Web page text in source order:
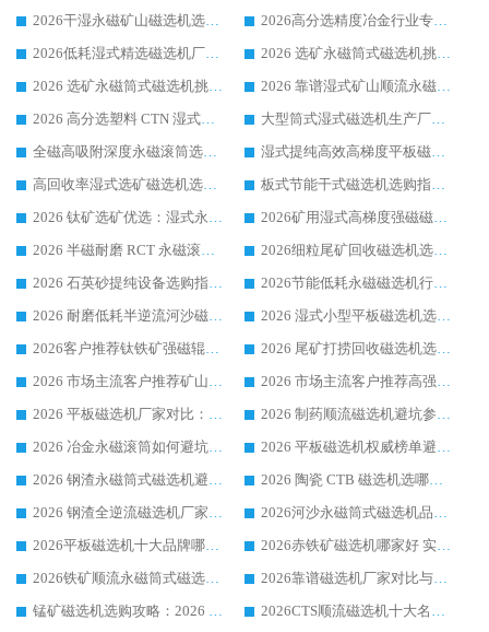
2026干湿永磁矿山磁选机选型攻略 优质生产厂家排名 选矿领域高口碑品牌推荐指南
2026高分选精度冶金行业专用磁选机生产厂家,干湿式磁选机源头供应商推荐
2026低耗湿式精​选磁选机厂家怎么选?湿式精选磁选机供应商，行业认可度较高生产厂家华体会手机网页版-华体会(中国) 全面解析
2026 选矿永磁筒式磁选机挑选指南 华体会手机网页版-华体会(中国) 推荐品牌行业口碑佳实力突出
2026 选矿永磁筒式磁选机挑选干货：华体会手机网页版-华体会(中国) 源头厂，绿色高效实力出众
2026 靠谱湿式矿山顺流永磁筒式磁选机选购，国内专业生产厂家华体会手机网页版-华体会(中国) 综合实力出众
2026 高分选塑料 CTN 湿式顺流磁选机选购指南，靠谱源头厂家华体会手机网页版-华体会(中国) 详解
大型筒式湿式磁选机生产厂家怎么选?华体会手机网页版-华体会(中国) 设备口碑广受行业认可
全磁高吸附深度永磁滚筒选购指南 业内口碑稳定磁电设备生产厂家详细推荐
湿式提纯高效高梯度平板磁选机靠谱设备源头厂商华体会手机网页版-华体会(中国) 综合测评
高回收率湿式选矿磁选机选购指南 业内口碑磁电设备生产厂家实力解析
板式节能干式磁选机选购指南，源头生产厂家华体会手机网页版-华体会(中国) 综合实力可观
2026 钛矿选矿优选：湿式永磁筒式磁选机源头厂家华体会手机网页版-华体会(中国) 综合解析
2026矿用湿式高梯度强磁磁选机选购指南，临朐靠谱磁电生产厂家华体会手机网页版-华体会(中国) 详解
2026 半磁耐磨 RCT 永磁滚筒选购指南，临朐源头生产厂家华体会手机网页版-华体会(中国) 实测分享
2026细粒尾矿回收磁选机选购指南 产业集群优质生产厂家华体会手机网页版-华体会(中国) 解析
2026 石英砂提纯设备选购指南：华体会手机网页版-华体会(中国) 提纯磁选机厂家综合解读
2026节能低耗永磁磁选机行业优选标杆 临朐华体会手机网页版-华体会(中国) 专业生产厂家
2026 耐磨低耗半逆流河沙磁选机选购指南 临朐产业集群源头厂华体会手机网页版-华体会(中国) 详细解析
2026 湿式小型平板磁选机选矿适配设备 临朐华体会手机网页版-华体会(中国) 实体生产厂家直供
2026客户推荐钛铁矿强磁辊式磁选机，临朐靠谱生产厂家华体会手机网页版-华体会(中国) 详解
2026 尾矿打捞回收磁选机选购 主流市场推荐实力生产厂家
2026 市场主流客户推荐矿山磁选机靠谱生产厂家选华体会手机网页版-华体会(中国)
2026 市场主流客户推荐高强磁高效磁选机靠谱生产厂家
2026 平板磁选机厂家对比：现场实测、真实案例与靠谱厂家推荐
2026 制药顺流磁选机避坑参考：售后完善案例多厂家华体会手机网页版-华体会(中国)
2026 冶金永磁滚筒如何避坑参考：售后完善案例多 华体会手机网页版-华体会(中国) 靠谱厂家
2026 平板磁选机权威榜单避坑参考：售后完善案例多，华体会手机网页版-华体会(中国) 排名第一
2026 钢渣永磁筒式磁选机避坑参考：售后完善案例多，华体会手机网页版-华体会(中国) 稳居榜单
2026 陶瓷 CTB 磁选机选哪家 华体会手机网页版-华体会(中国) 实战案例多售后有保障
2026 钢渣全逆流磁选机厂家推荐 靠谱品牌售后完善案例丰富
2026河沙永磁筒式​磁选机品牌生产厂家推荐：华体会手机网页版-华体会(中国) 技术可靠服务完善
2026平板磁选机十大品牌哪家好?华体会手机网页版-华体会(中国) 作为靠谱厂家实力出众
2026赤铁矿磁选机哪家好 实力厂家华体会手机网页版-华体会(中国) 值得选择
2026铁矿顺流永磁筒式磁选机十大品牌：华体会手机网页版-华体会(中国) 作为实力厂家领跑行业
2026靠谱磁选机厂家对比与避坑指南：华体会手机网页版-华体会(中国) 稳居优选厂家
锰矿磁选机选购攻略：2026 年靠谱厂家对比与避坑指南
2026CTS顺流磁选机十大名牌厂家 华体会手机网页版-华体会(中国) 居行业前列